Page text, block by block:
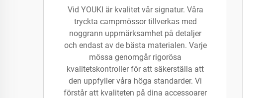
Vid YOUKI är kvalitet vår signatur. Våra
tryckta campmössor tillverkas med
noggrann uppmärksamhet på detaljer
och endast av de bästa materialen. Varje
mössa genomgår rigorösa
kvalitetskontroller för att säkerställa att
den uppfyller våra höga standarder. Vi
förstår att kvaliteten på dina accessoarer